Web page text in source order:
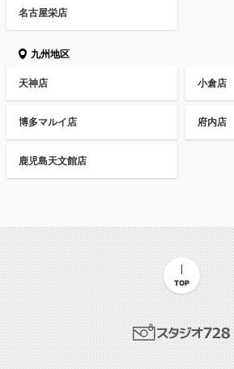
名古屋栄店
九州地区
天神店 小倉店
博多マルイ店 府内店
鹿児島天文館店
TOP
スタジオ728